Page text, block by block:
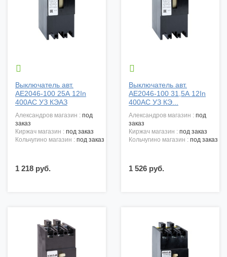

Выключатель авт.
АЕ2046-100 25А 12In
400АС УЗ КЭАЗ
александров магазин : под
заказ
киржач магазин : под заказ
кольчугино магазин : под заказ
1 218 руб.

Выключатель авт.
АЕ2046-100 31,5А 12In
400АС УЗ КЭ...
александров магазин : под
заказ
киржач магазин : под заказ
кольчугино магазин : под заказ
1 526 руб.